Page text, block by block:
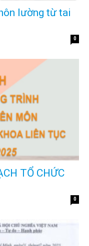
lường từ tai
0
TỔ CHỨC
0